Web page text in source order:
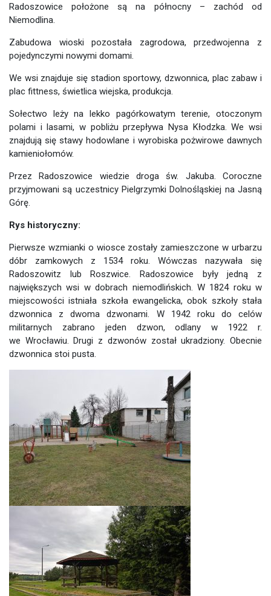
Radoszowice położone są na północny – zachód od
Niemodlina.
Zabudowa wioski pozostała zagrodowa, przedwojenna z
pojedynczymi nowymi domami.
We wsi znajduje się stadion sportowy, dzwonnica, plac zabaw i
plac fittness, świetlica wiejska, produkcja.
Sołectwo leży na lekko pagórkowatym terenie, otoczonym
polami i lasami, w pobliżu przepływa Nysa Kłodzka. We wsi
znajdują się stawy hodowlane i wyrobiska pożwirowe dawnych
kamieniołomów.
Przez Radoszowice wiedzie droga św. Jakuba. Coroczne
przyjmowani są uczestnicy Pielgrzymki Dolnośląskiej na Jasną
Górę.
Rys historyczny:
Pierwsze wzmianki o wiosce zostały zamieszczone w urbarzu
dóbr zamkowych z 1534 roku. Wówczas nazywała się
Radoszowitz lub Roszwice. Radoszowice były jedną z
największych wsi w dobrach niemodlińskich. W 1824 roku w
miejscowości istniała szkoła ewangelicka, obok szkoły stała
dzwonnica z dwoma dzwonami. W 1942 roku do celów
militarnych zabrano jeden dzwon, odlany w 1922 r.
we Wrocławiu. Drugi z dzwonów został ukradziony. Obecnie
dzwonnica stoi pusta.